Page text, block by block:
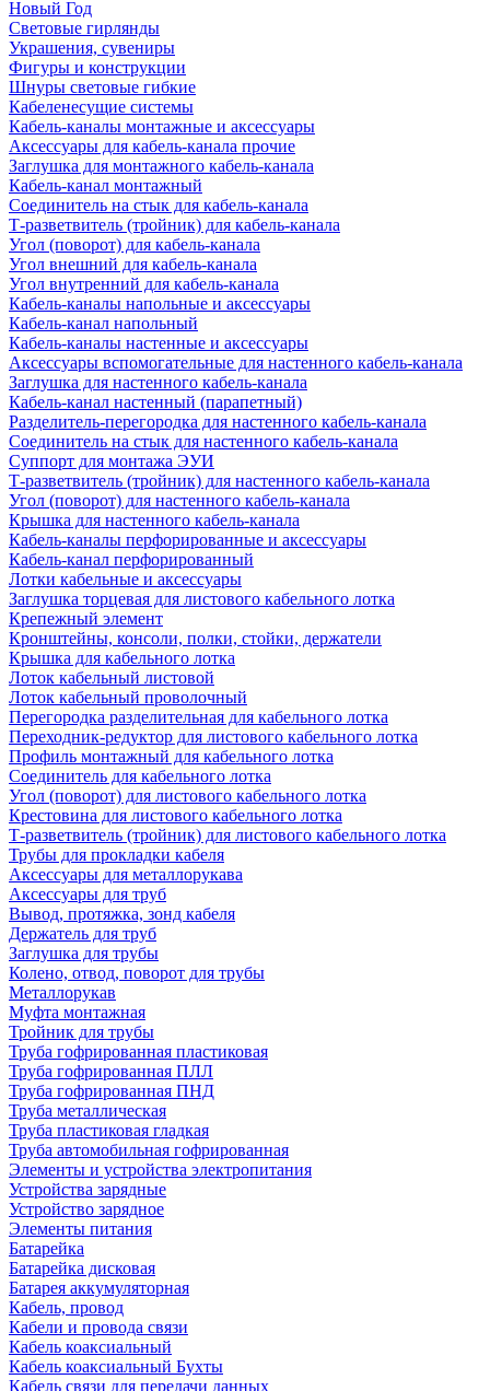
Новый Год
Световые гирлянды
Украшения, сувениры
Фигуры и конструкции
Шнуры световые гибкие
Кабеленесущие системы
Кабель-каналы монтажные и аксессуары
Аксессуары для кабель-канала прочие
Заглушка для монтажного кабель-канала
Кабель-канал монтажный
Соединитель на стык для кабель-канала
Т-разветвитель (тройник) для кабель-канала
Угол (поворот) для кабель-канала
Угол внешний для кабель-канала
Угол внутренний для кабель-канала
Кабель-каналы напольные и аксессуары
Кабель-канал напольный
Кабель-каналы настенные и аксессуары
Аксессуары вспомогательные для настенного кабель-канала
Заглушка для настенного кабель-канала
Кабель-канал настенный (парапетный)
Разделитель-перегородка для настенного кабель-канала
Соединитель на стык для настенного кабель-канала
Суппорт для монтажа ЭУИ
Т-разветвитель (тройник) для настенного кабель-канала
Угол (поворот) для настенного кабель-канала
Крышка для настенного кабель-канала
Кабель-каналы перфорированные и аксессуары
Кабель-канал перфорированный
Лотки кабельные и аксессуары
Заглушка торцевая для листового кабельного лотка
Крепежный элемент
Кронштейны, консоли, полки, стойки, держатели
Крышка для кабельного лотка
Лоток кабельный листовой
Лоток кабельный проволочный
Перегородка разделительная для кабельного лотка
Переходник-редуктор для листового кабельного лотка
Профиль монтажный для кабельного лотка
Соединитель для кабельного лотка
Угол (поворот) для листового кабельного лотка
Крестовина для листового кабельного лотка
Т-разветвитель (тройник) для листового кабельного лотка
Трубы для прокладки кабеля
Аксессуары для металлорукава
Аксессуары для труб
Вывод, протяжка, зонд кабеля
Держатель для труб
Заглушка для трубы
Колено, отвод, поворот для трубы
Металлорукав
Муфта монтажная
Тройник для трубы
Труба гофрированная пластиковая
Труба гофрированная ПЛЛ
Труба гофрированная ПНД
Труба металлическая
Труба пластиковая гладкая
Труба автомобильная гофрированная
Элементы и устройства электропитания
Устройства зарядные
Устройство зарядное
Элементы питания
Батарейка
Батарейка дисковая
Батарея аккумуляторная
Кабель, провод
Кабели и провода связи
Кабель коаксиальный
Кабель коаксиальный Бухты
Кабель связи для передачи данных